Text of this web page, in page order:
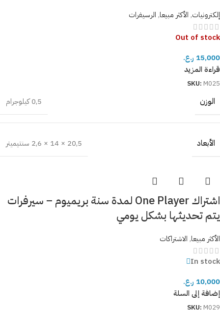
إلكترونيات, الأكثر مبيعا, الرسيفرات
Out of stock
15,000 ر.ع.
قراءة المزيد
SKU:M025
الوزن 0,5 كيلوجرام
الأبعاد 20,5 × 14 × 2,6 سنتيميتر
اشتراك One Player لمدة سنة بريميوم – سيرفرات
يتم تحديثها بشكل يومي
الأكثر مبيعا, الاشتراكات
In stock
10,000 ر.ع.
إضافة إلى السلة
SKU:M029